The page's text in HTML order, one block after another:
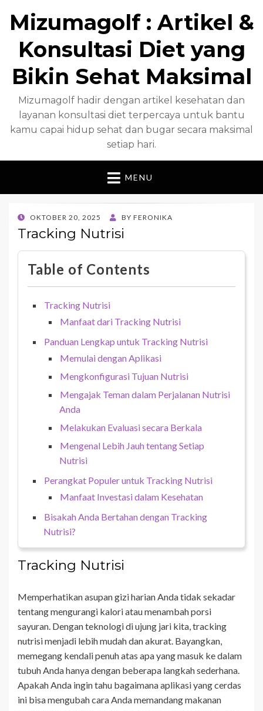
Mizumagolf : Artikel &
Konsultasi Diet yang
Bikin Sehat Maksimal
Mizumagolf hadir dengan artikel kesehatan dan
layanan konsultasi diet terpercaya untuk bantu
kamu capai hidup sehat dan bugar secara maksimal
setiap hari.
MENU
POSTED
ON
OKTOBER 20, 2025 BY FERONIKA
Tracking Nutrisi
Table of Contents
Tracking Nutrisi
Manfaat dari Tracking Nutrisi
Panduan Lengkap untuk Tracking Nutrisi
Memulai dengan Aplikasi
Mengkonfigurasi Tujuan Nutrisi
Mengajak Teman dalam Perjalanan Nutrisi
Anda
Melakukan Evaluasi secara Berkala
Mengenal Lebih Jauh tentang Setiap
Nutrisi
Perangkat Populer untuk Tracking Nutrisi
Manfaat Investasi dalam Kesehatan
Bisakah Anda Bertahan dengan Tracking
Nutrisi?
Tracking Nutrisi
Memperhatikan asupan gizi harian Anda tidak sekadar
tentang mengurangi kalori atau menambah porsi
sayuran. Dengan teknologi di ujung jari kita, tracking
nutrisi menjadi lebih mudah dan akurat. Bayangkan,
memegang kendali penuh atas apa yang masuk ke dalam
tubuh Anda hanya dengan beberapa langkah sederhana.
Apakah Anda ingin tahu bagaimana aplikasi yang cerdas
ini bisa mengubah cara Anda memandang makanan